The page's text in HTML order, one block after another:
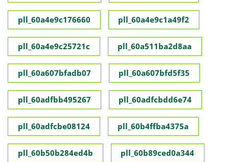
pll_60a4e9c176660 pll_60a4e9c1a49f2
pll_60a4e9c25721c pll_60a511ba2d8aa
pll_60a607bfadb07 pll_60a607bfd5f35
pll_60adfbb495267 pll_60adfcbdd6e74
pll_60adfcbe08124 pll_60b4ffba4375a
pll_60b50b284ed4b pll_60b89ced0a344